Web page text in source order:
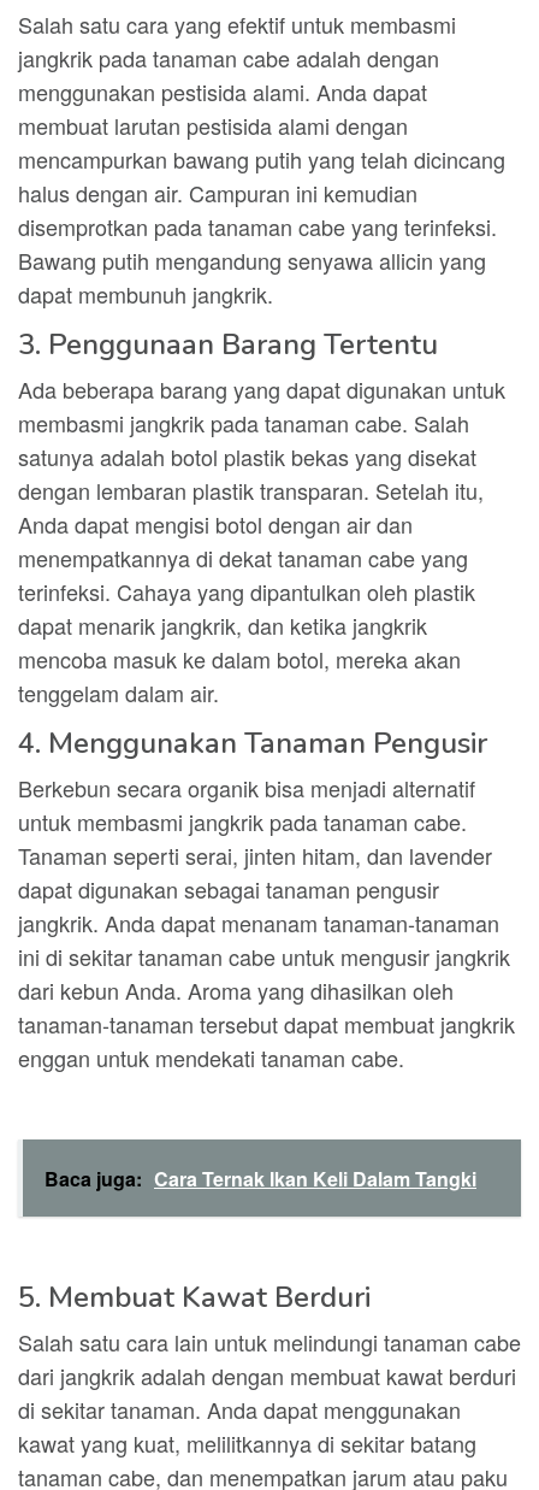
Salah satu cara yang efektif untuk membasmi
jangkrik pada tanaman cabe adalah dengan
menggunakan pestisida alami. Anda dapat
membuat larutan pestisida alami dengan
mencampurkan bawang putih yang telah dicincang
halus dengan air. Campuran ini kemudian
disemprotkan pada tanaman cabe yang terinfeksi.
Bawang putih mengandung senyawa allicin yang
dapat membunuh jangkrik.
3. Penggunaan Barang Tertentu
Ada beberapa barang yang dapat digunakan untuk
membasmi jangkrik pada tanaman cabe. Salah
satunya adalah botol plastik bekas yang disekat
dengan lembaran plastik transparan. Setelah itu,
Anda dapat mengisi botol dengan air dan
menempatkannya di dekat tanaman cabe yang
terinfeksi. Cahaya yang dipantulkan oleh plastik
dapat menarik jangkrik, dan ketika jangkrik
mencoba masuk ke dalam botol, mereka akan
tenggelam dalam air.
4. Menggunakan Tanaman Pengusir
Berkebun secara organik bisa menjadi alternatif
untuk membasmi jangkrik pada tanaman cabe.
Tanaman seperti serai, jinten hitam, dan lavender
dapat digunakan sebagai tanaman pengusir
jangkrik. Anda dapat menanam tanaman-tanaman
ini di sekitar tanaman cabe untuk mengusir jangkrik
dari kebun Anda. Aroma yang dihasilkan oleh
tanaman-tanaman tersebut dapat membuat jangkrik
enggan untuk mendekati tanaman cabe.
Baca juga: Cara Ternak Ikan Keli Dalam Tangki
5. Membuat Kawat Berduri
Salah satu cara lain untuk melindungi tanaman cabe
dari jangkrik adalah dengan membuat kawat berduri
di sekitar tanaman. Anda dapat menggunakan
kawat yang kuat, melilitkannya di sekitar batang
tanaman cabe, dan menempatkan jarum atau paku